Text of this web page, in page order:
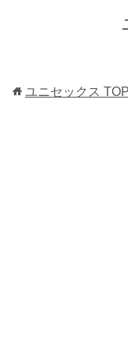
ユニセックス TOP